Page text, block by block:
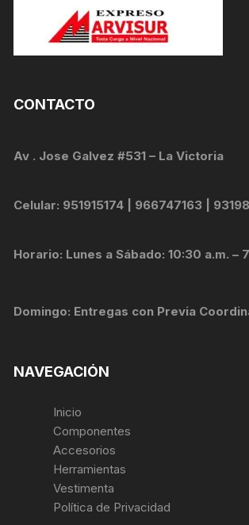
CONTACTO
Av . Jose Galvez #531 – La Victoria
Celular: 951915174 | 966747163 |
Horario: Lunes a Sábado: 10:30 a.m. –
Domingo: Entregas con Previa
NAVEGACIÓN
Inicio
Componentes
Accesorios
Herramientas
Vestimenta
Política de Privacidad